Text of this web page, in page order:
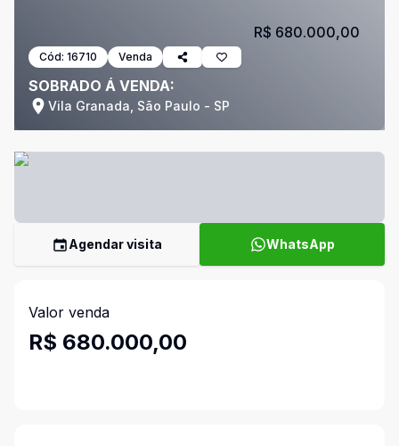
Cód: 16710 Venda
SOBRADO Á VENDA:
Vila Granada, São Paulo - SP
R$ 680.000,00
Agendar visita WhatsApp
Valor venda
R$ 680.000,00